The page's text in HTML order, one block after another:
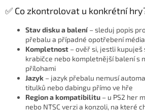
✅ Co zkontrolovat u konkrétní
Stav disku a balení– sleduj popis
přebalu a případné opotřebení média
Kompletnost – ověř si, jestli kupuješ
krabičce nebo kompletnější balení s
přílohami
Jazyk – jazyk přebalu nemusí
titulků nebo dabingu přímo ve hře
Region a kompatibilitu – u PS2 her
nebo NTSC verzi a konzoli, na které